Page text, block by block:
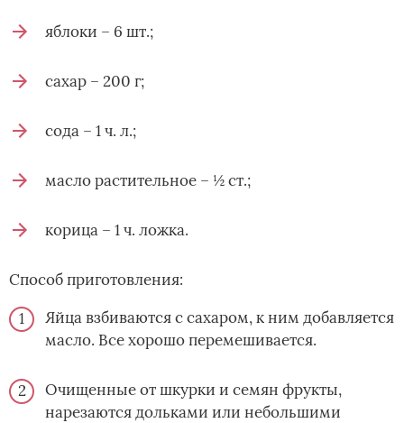
яблоки – 6 шт.;
сахар – 200 г;
сода – 1 ч. л.;
масло растительное – ½ ст.;
корица – 1 ч. ложка.
Способ приготовления:
Яйца взбиваются с сахаром, к ним добавляется
масло. Все хорошо перемешивается.
Очищенные от шкурки и семян фрукты,
нарезаются дольками или небольшими